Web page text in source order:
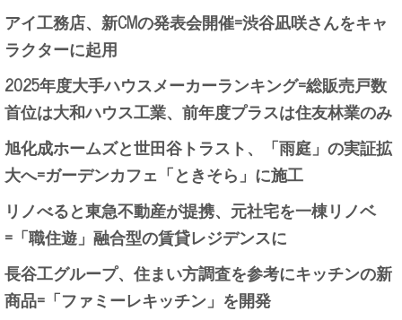
アイ工務店、新CMの発表会開催=渋谷凪咲さんをキャ
ラクターに起用
2025年度大手ハウスメーカーランキング=総販売戸数
首位は大和ハウス工業、前年度プラスは住友林業のみ
旭化成ホームズと世田谷トラスト、「雨庭」の実証拡
大へ=ガーデンカフェ「ときそら」に施工
リノべると東急不動産が提携、元社宅を一棟リノベ
=「職住遊」融合型の賃貸レジデンスに
長谷工グループ、住まい方調査を参考にキッチンの新
商品=「ファミーレキッチン」を開発